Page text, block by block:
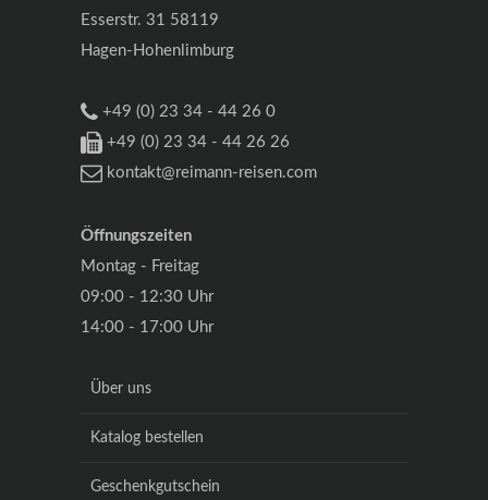
Esserstr. 31 58119
Hagen-Hohenlimburg
+49 (0) 23 34 - 44 26 0
+49 (0) 23 34 - 44 26 26
kontakt@reimann-reisen.com
Öffnungszeiten
Montag - Freitag
09:00 - 12:30 Uhr
14:00 - 17:00 Uhr
Über uns
Katalog bestellen
Geschenkgutschein